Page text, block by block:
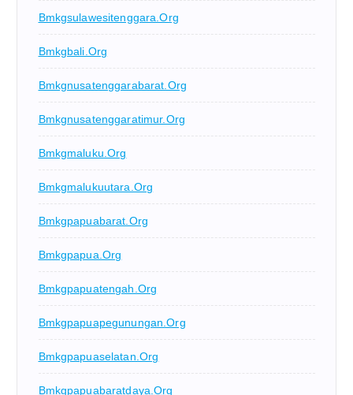
Bmkgsulawesitenggara.org
Bmkgbali.org
Bmkgnusatenggarabarat.org
Bmkgnusatenggaratimur.org
Bmkgmaluku.org
Bmkgmalukuutara.org
Bmkgpapuabarat.org
Bmkgpapua.org
Bmkgpapuatengah.org
Bmkgpapuapegunungan.org
Bmkgpapuaselatan.org
Bmkgpapuabaratdaya.org